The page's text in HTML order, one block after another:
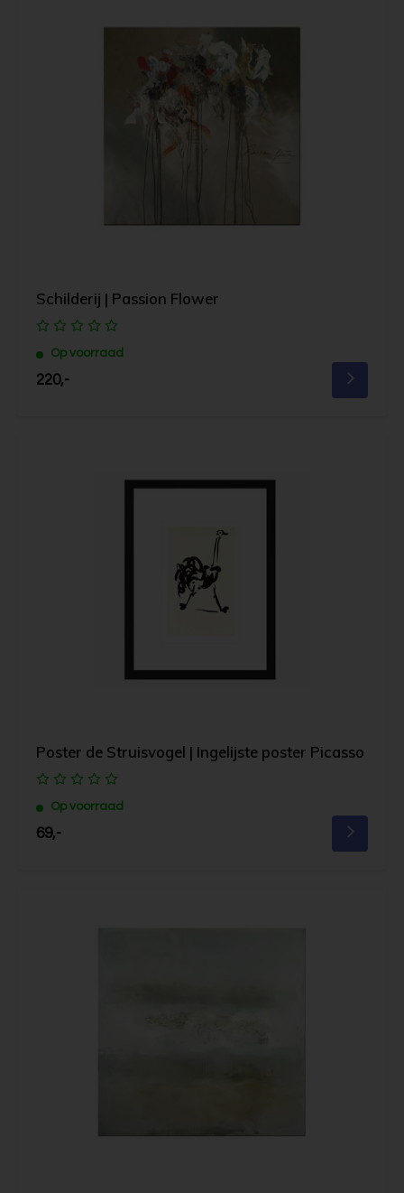
Schilderij | Passion Flower
Op voorraad
220,-
Poster de Struisvogel | Ingelijste poster Picasso
Op voorraad
69,-